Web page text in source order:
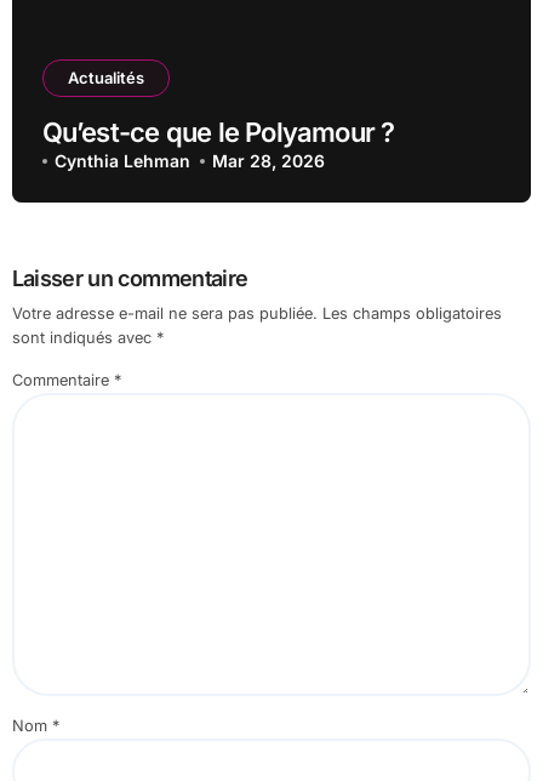
Actualités
Qu’est-ce que le Polyamour ?
Cynthia Lehman Mar 28, 2026
Laisser un commentaire
Votre adresse e-mail ne sera pas publiée. Les champs obligatoires
sont indiqués avec *
Commentaire *
Nom *